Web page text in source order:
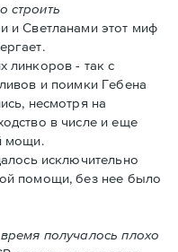
строить
и Светланами этот миф
линкоров - так с
и поимки Гебена
несмотря на
в числе и еще
мощи.
исключительно
помощи, без нее было
получалось плохо